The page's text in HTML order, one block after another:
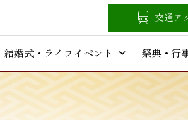
結婚式・ライフイベント 祭典・行
交通ア